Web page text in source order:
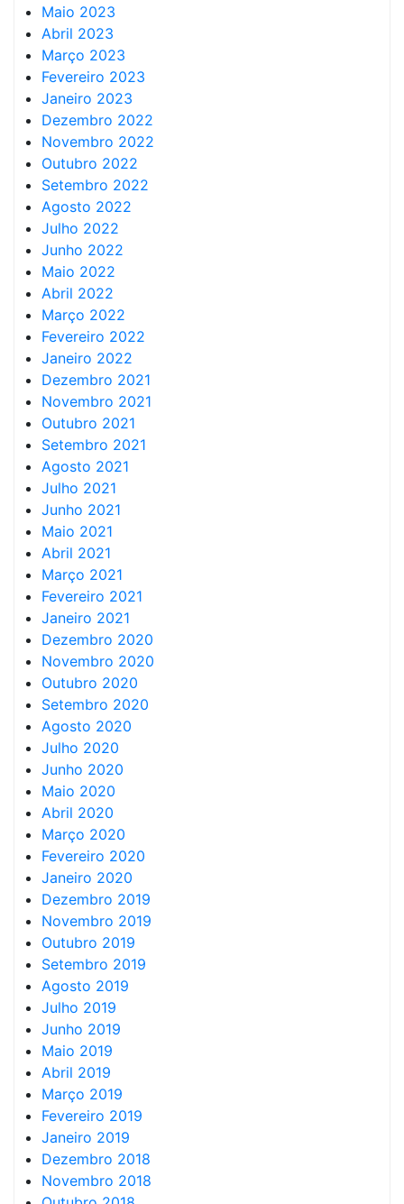
Maio 2023
Abril 2023
Março 2023
Fevereiro 2023
Janeiro 2023
Dezembro 2022
Novembro 2022
Outubro 2022
Setembro 2022
Agosto 2022
Julho 2022
Junho 2022
Maio 2022
Abril 2022
Março 2022
Fevereiro 2022
Janeiro 2022
Dezembro 2021
Novembro 2021
Outubro 2021
Setembro 2021
Agosto 2021
Julho 2021
Junho 2021
Maio 2021
Abril 2021
Março 2021
Fevereiro 2021
Janeiro 2021
Dezembro 2020
Novembro 2020
Outubro 2020
Setembro 2020
Agosto 2020
Julho 2020
Junho 2020
Maio 2020
Abril 2020
Março 2020
Fevereiro 2020
Janeiro 2020
Dezembro 2019
Novembro 2019
Outubro 2019
Setembro 2019
Agosto 2019
Julho 2019
Junho 2019
Maio 2019
Abril 2019
Março 2019
Fevereiro 2019
Janeiro 2019
Dezembro 2018
Novembro 2018